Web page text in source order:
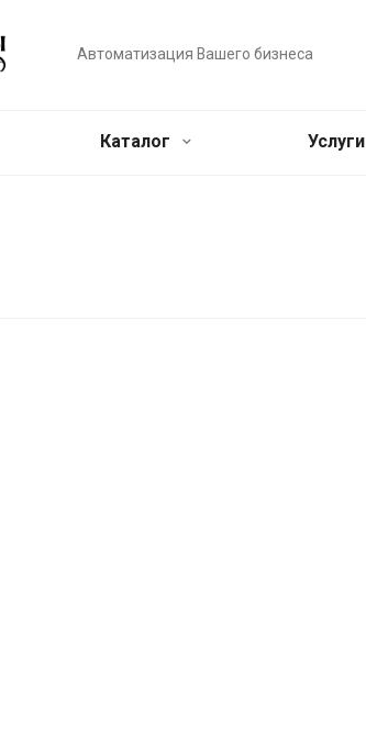
Автоматизация Вашего бизнеса
Каталог Услуги